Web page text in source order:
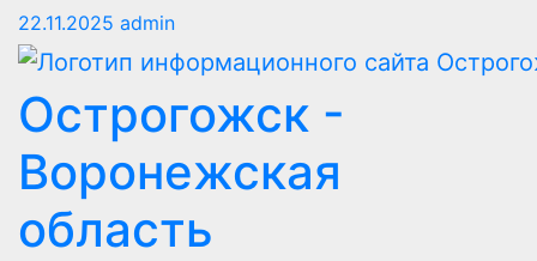
22.11.2025 admin
Острогожск -
Воронежская
область